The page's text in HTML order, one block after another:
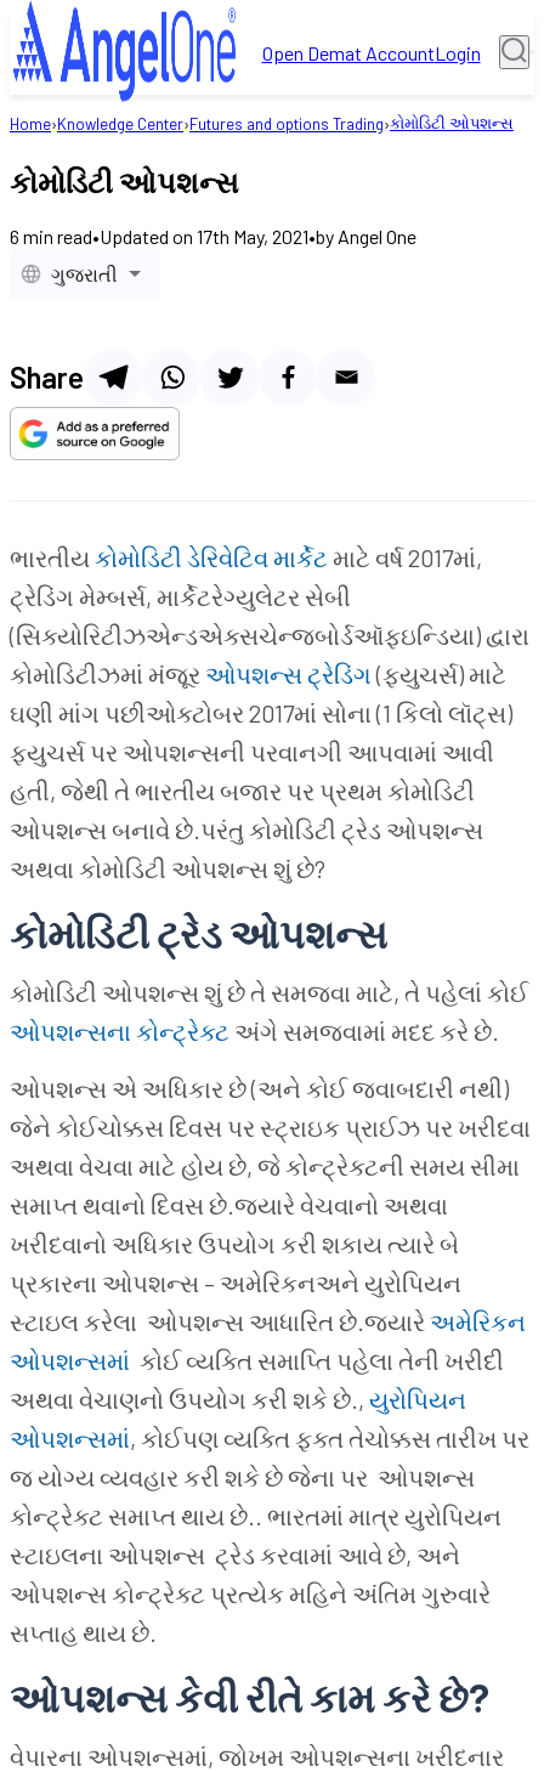
Open Demat AccountLogin
Home›Knowledge Center›Futures and options Trading›કોમોડિટી ઓપશન્સ
કોમોડિટી ઓપશન્સ
6 min read•Updated on 17th May, 2021•by Angel One
ગુજરાતી
Share
ભારતીયકોમોડિટી ડેરિવેટિવ માર્કેટ માટે વર્ષ 2017માં,
ટ્રેડિંગ મેમ્બર્સ, માર્કેટરેગ્યુલેટર સેબી
(સિક્યોરિટીઝએન્ડએક્સચેન્જબોર્ડઑફઇન્ડિયા) દ્વારા
કોમોડિટીઝમાં મંજૂર ઓપશન્સ ટ્રેડિંગ(ફ્યુચર્સ) માટે
ઘણી માંગ પછીઓક્ટોબર 2017માં સોના (1 કિલો લૉટ્સ)
ફ્યુચર્સ પર ઓપશન્સની પરવાનગી આપવામાં આવી
હતી, જેથી તે ભારતીય બજાર પર પ્રથમ કોમોડિટી
ઓપશન્સ બનાવે છે.પરંતુ કોમોડિટી ટ્રેડ ઓપશન્સ
અથવા કોમોડિટી ઓપશન્સ શું છે?
કોમોડિટી ટ્રેડ ઓપશન્સ
કોમોડિટી ઓપશન્સ શું છે તે સમજવા માટે, તે પહેલાં કોઈ
ઓપશન્સના કોન્ટ્રેક્ટ અંગે સમજવામાં મદદ કરે છે.
ઓપશન્સ એ અધિકાર છે (અને કોઈ જવાબદારી નથી)
જેને કોઈચોક્કસ દિવસ પર સ્ટ્રાઇક પ્રાઈઝ પર ખરીદવા
અથવા વેચવા માટે હોય છે, જે કોન્ટ્રેક્ટની સમય સીમા
સમાપ્ત થવાનો દિવસ છે.જ્યારે વેચવાનો અથવા
ખરીદવાનો અધિકાર ઉપયોગ કરી શકાય ત્યારે બે
પ્રકારના ઓપશન્સ – અમેરિકનઅને યુરોપિયન
સ્ટાઇલ કરેલા ઓપશન્સ આધારિત છે.જ્યારે અમેરિકન
ઓપશન્સમાં કોઈ વ્યક્તિ સમાપ્તિ પહેલા તેની ખરીદી
અથવા વેચાણનો ઉપયોગ કરી શકે છે., યુરોપિયન
ઓપશન્સમાં, કોઈપણ વ્યક્તિ ફક્ત તેચોક્કસ તારીખ પર
જ યોગ્ય વ્યવહાર કરી શકે છે જેના પર ઓપશન્સ
કોન્ટ્રેક્ટ સમાપ્ત થાય છે.. ભારતમાં માત્ર યુરોપિયન
સ્ટાઇલના ઓપશન્સ ટ્રેડ કરવામાં આવે છે, અને
ઓપશન્સ કોન્ટ્રેક્ટ પ્રત્યેક મહિને અંતિમ ગુરુવારે
સપ્તાહ થાય છે.
ઓપશન્સ કેવી રીતે કામ કરે છે?
વેપારના ઓપશન્સમાં, જોખમ ઓપશન્સના ખરીદનાર